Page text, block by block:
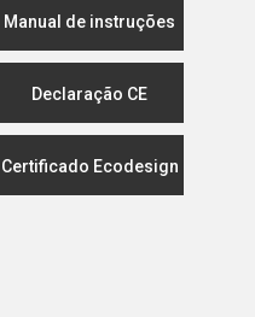
Manual de instruções
Declaração CE
Certificado Ecodesign